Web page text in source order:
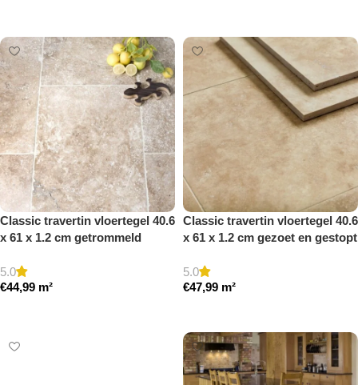
Classic travertin vloertegel 40.6
x 61 x 1.2 cm getrommeld
5.0
€44,99 m²
Classic travertin vloertegel 40.6
x 61 x 1.2 cm gezoet en gestopt
5.0
€47,99 m²